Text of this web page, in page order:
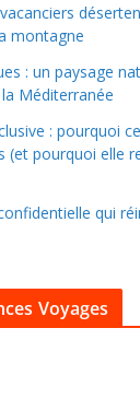
montagne
: un paysage
Méditerranée
: pourquoi
(et pourquoi elle
qui
Voyages